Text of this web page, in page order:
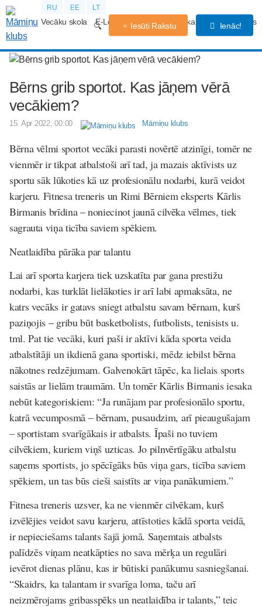
RU EE LT
Vecāku skola E-Lekcijas Grūtniecības kalendārs Forums
Iesūti Rakstu Ienāc!
Bērns grib sportot. Kas jāņem vērā
vecākiem?
15. Apr 2022, 00:00 Māmiņu klubs
Bērna vēlmi sportot vecāki parasti novērtē atzinīgi, tomēr ne
vienmēr ir tikpat atbalstoši arī tad, ja mazais aktīvists uz
sportu sāk lūkoties kā uz profesionālu nodarbi, kurā veidot
karjeru. Fitnesa treneris un Rimi Bērniemeksperts Kārlis
Birmanis brīdina – noniecinot jaunā cilvēka vēlmes, tiek
sagrauta viņa ticība saviem spēkiem.
Neatlaidība pārāka par talantu
Lai arī sporta karjera tiek uzskatīta par gana prestižu
nodarbi, kas turklāt lielākoties ir arī labi apmaksāta, ne
katrs vecāks ir gatavs sniegt atbalstu savam bērnam, kurš
paziņojis – gribu būt basketbolists, futbolists, tenisists u.
tml. Pat tie vecāki, kuri paši ir aktīvi kāda sporta veida
atbalstītāji un ikdienā gana sportiski, mēdz iebilst bērna
nākotnes redzējumam. Galvenokārt tāpēc, ka lielais sports
saistās ar lielām traumām. Un tomēr Kārlis Birmanis iesaka
nebūt kategoriskiem: “Ja runājam par profesionālo sportu,
katrā vecumposmā – bērnam, pusaudzim, arī pieaugušajam
– sportistam svarīgākais ir atbalsts. Īpaši no tuviem
cilvēkiem, kuriem viņš uzticas. Jo pilnvērtīgāku atbalstu
saņems sportists, jo spēcīgāks būs viņa gars, ticība saviem
spēkiem, un tas būs cieši saistīts ar viņa panākumiem.”
Fitnesa treneris uzsver, ka ne vienmēr cilvēkam, kurš
izvēlējies veidot savu karjeru, attīstoties kādā sporta veidā,
ir nepieciešams talants šajā jomā. Saņemtais atbalsts
palīdzēs viņam neatkāpties no sava mērķa un regulāri
ievērot dienas plānu, kas ir būtiski panākumu sasniegšanai.
“Skaidrs, ka talantam ir svarīga loma, taču arī
neizmērojams gribasspēks un neatlaidība ir talants,” teic